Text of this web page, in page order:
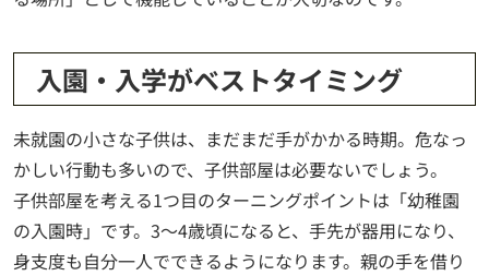
入園・入学がベストタイミング
未就園の小さな子供は、まだまだ手がかかる時期。危なっ
かしい行動も多いので、子供部屋は必要ないでしょう。
子供部屋を考える1つ目のターニングポイントは「幼稚園
の入園時」です。3～4歳頃になると、手先が器用になり、
身支度も自分一人でできるようになります。親の手を借り